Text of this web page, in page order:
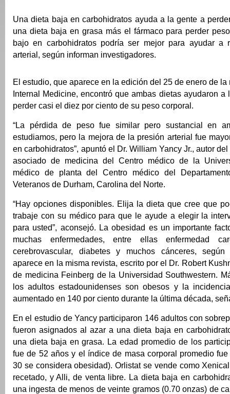
Una dieta baja en carbohidratos ayuda a la gente a
una dieta baja en grasa más el fármaco para perder
bajo en carbohidratos podría ser mejor para ayudar a
arterial, según informan investigadores.
El estudio, que aparece en la edición del 25 de enero de la
Internal Medicine, encontró que ambas dietas ayudaron a
perder casi el diez por ciento de su peso corporal.
“La pérdida de peso fue similar pero sustancial en
estudiamos, pero la mejora de la presión arterial fue
en carbohidratos”, apuntó el Dr. William Yancy Jr., autor
asociado de medicina del Centro médico de la
médico de planta del Centro médico del
Veteranos de Durham, Carolina del Norte.
“Hay opciones disponibles. Elija la dieta que cree que
trabaje con su médico para que le ayude a elegir la
para usted”, aconsejó. La obesidad es un importante
muchas enfermedades, entre ellas enfermedad
cerebrovascular, diabetes y muchos cánceres,
aparece en la misma revista, escrito por el Dr. Robert
de medicina Feinberg de la Universidad Southwestern.
los adultos estadounidenses son obesos y la
aumentado en 140 por ciento durante la última década,
En el estudio de Yancy participaron 146 adultos con
fueron asignados al azar a una dieta baja en
una dieta baja en grasa. La edad promedio de los
fue de 52 años y el índice de masa corporal promedio
30 se considera obesidad). Orlistat se vende como
recetado, y Alli, de venta libre. La dieta baja en
una ingesta de menos de veinte gramos (0.70 onzas) de